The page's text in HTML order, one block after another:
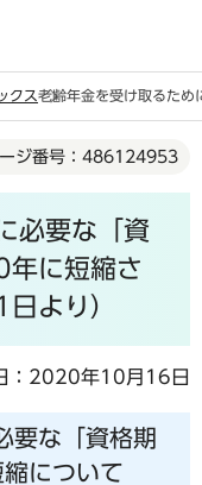
クス老齢年金を受け取るた
ジ番号：486124953
必要な「資
に短縮さ
より）
：2020年10月16日
要な「資格期
について